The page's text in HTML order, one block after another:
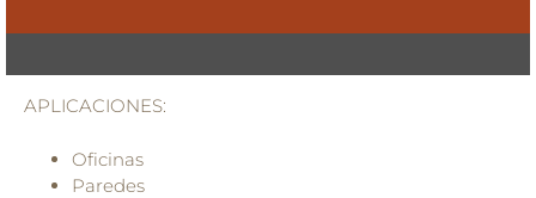
APLICACIONES:
Oficinas
Paredes